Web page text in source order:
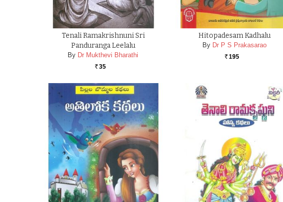
Tenali Ramakrishnuni Sri
Panduranga Leelalu
By Dr Mukthevi Bharathi
Rs. 35
Hitopadesam Kadhalu
By Dr P S Prakasarao
Rs. 195